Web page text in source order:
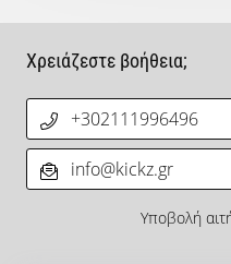
Χρειάζεστε βοήθεια;
+302111996496
info@kickz.gr
Υποβολή